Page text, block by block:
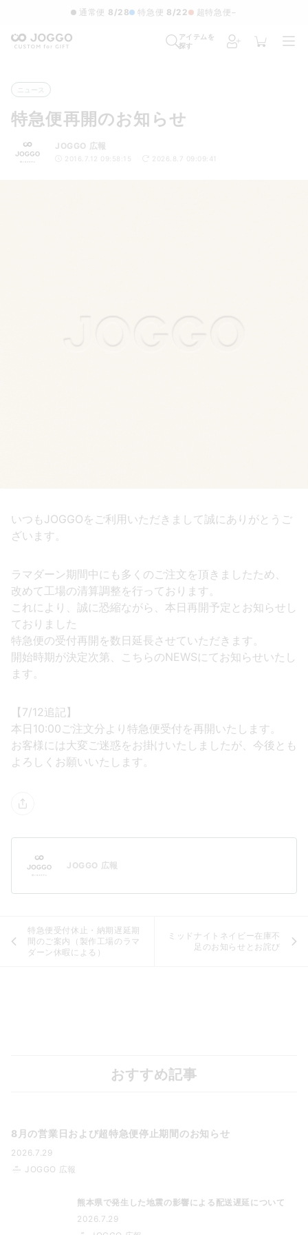
通常便 8/28 特急便 8/22 超特急便−
アイテムを
探す
ニュース
特急便再開のお知らせ
JOGGO 広報
2016.7.12 09:58:15 2026.8.7 09:09:41
いつもJOGGOをご利用いただきまして誠にありがとうご
ざいます。
ラマダーン期間中にも多くのご注文を頂きましたため、
改めて工場の清算調整を行っております。
これにより、誠に恐縮ながら、本日再開予定とお知らせし
ておりました
特急便の受付再開を数日延長させていただきます。
開始時期が決定次第、こちらのNEWSにてお知らせいたし
ます。
【7/12追記】
本日10:00ご注文分より特急便受付を再開いたします。
お客様には大変ご迷惑をお掛けいたしましたが、今後とも
よろしくお願いいたします。
JOGGO 広報
特急便受付休止・納期遅延期
間のご案内（製作工場のラマ
ダーン休暇による）
ミッドナイトネイビー在庫不
足のお知らせとお詫び
おすすめ記事
8月の営業日および超特急便停止期間のお知らせ
2026.7.29
JOGGO 広報
熊本県で発生した地震の影響による配送遅延について
2026.7.29